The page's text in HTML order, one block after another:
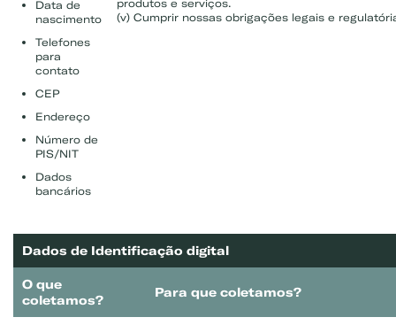
Data de
nascimento
Telefones
para
contato
CEP
Endereço
Número de
PIS/NIT
Dados
bancários
produtos e serviços.
(v) Cumprir nossas obrigações legais e
Dados de Identificação digital
O que
coletamos?
Para que coletamos?